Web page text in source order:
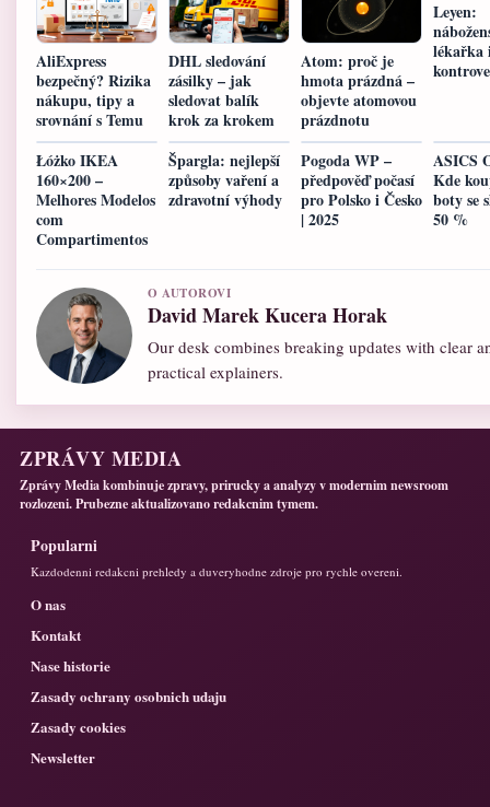
AliExpress
bezpečný? Rizika
nákupu, tipy a
srovnání s Temu
DHL sledování
zásilky – jak
sledovat balík
krok za krokem
Atom: proč je
hmota prázdná –
objevte atomovou
prázdnotu
Leyen:
lékařka
Łóżko IKEA
160×200 –
Melhores Modelos
com
Compartimentos
Špargla: nejlepší
způsoby vaření a
zdravotní výhody
Pogoda WP –
předpověď počasí
pro Polsko i Česko
| 2025
ASICS
Kde
boty se
50 %
O AUTOROVI
David Marek Kucera Horak
Our desk combines breaking updates with clear
practical explainers.
ZPRÁVY MEDIA
Zprávy Media kombinuje zpravy, prirucky a analyzy v modernim newsroom
rozlozeni. Prubezne aktualizovano redakcnim tymem.
Popularni
Kazdodenni redakcni prehledy a duveryhodne zdroje pro rychle overeni.
O nas
Kontakt
Nase historie
Zasady ochrany osobnich udaju
Zasady cookies
Newsletter